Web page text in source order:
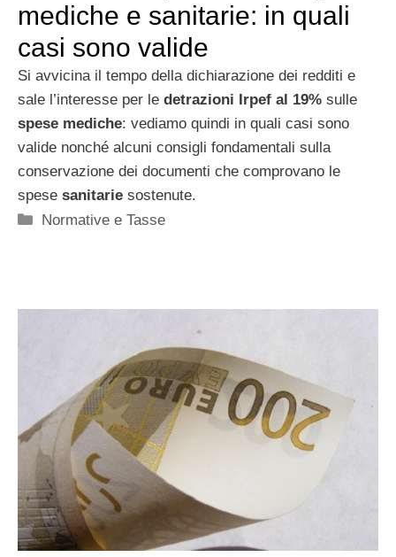
mediche e sanitarie: in quali
casi sono valide
Si avvicina il tempo della dichiarazione dei redditi e
sale l’interesse per le detrazioni Irpef al 19% sulle
spese mediche: vediamo quindi in quali casi sono
valide nonché alcuni consigli fondamentali sulla
conservazione dei documenti che comprovano le
spese sanitarie sostenute.
Categorie
Normative e Tasse